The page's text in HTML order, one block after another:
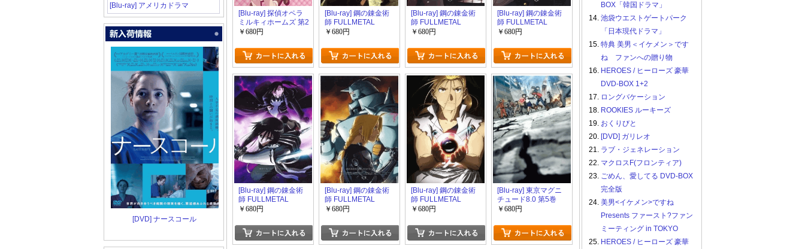
[Blu-ray] アメリカドラマ
[DVD] ナースコール
[Blu-ray] 探偵オペラ
ミルキィホームズ 第2
幕 第1巻
￥680円
[Blu-ray] 鋼の錬金術
師 FULLMETAL
ALCHEMIST 16
￥680円
[Blu-ray] 鋼の錬金術
師 FULLMETAL
ALCHEMIST 15
￥680円
[Blu-ray] 鋼の錬金術
師 FULLMETAL
ALCHEMIST 14
￥680円
[Blu-ray] 鋼の錬金術
師 FULLMETAL
ALCHEMIST 13
￥680円
[Blu-ray] 鋼の錬金術
師 FULLMETAL
ALCHEMIST 12
￥680円
[Blu-ray] 鋼の錬金術
師 FULLMETAL
ALCHEMIST 11
￥680円
[Blu-ray] 東京マグニ
チュード8.0 第5巻
￥680円
BOX「韓国ドラマ」
14. 池袋ウエストゲートパーク
「日本現代ドラマ」
15. 特典 美男＜イケメン＞です
ね ファンへの贈り物
16. HEROES / ヒーローズ 豪華
DVD-BOX 1+2
17. ロングバケーション
18. ROOKIES ルーキーズ
19. おくりびと
20. [DVD] ガリレオ
21. ラブ・ジェネレーション
22. マクロスF(フロンティア)
23. ごめん、愛してる DVD-BOX
完全版
24. 美男<イケメン>ですね
Presents ファースト?ファン
ミーティング in TOKYO
25. HEROES / ヒーローズ 豪華